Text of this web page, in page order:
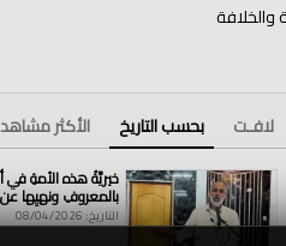
والخلافة
لافـت بحسب التاريخ الأكثر
خيريَّةُ هذه الأمةِ في
بالمعروفِ ونهيِها عن
التاريخ: 08/04/2026